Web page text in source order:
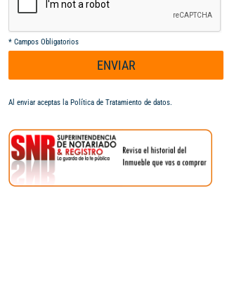
* Campos Obligatorios
ENVIAR
Al enviar aceptas la Política de Tratamiento de datos.